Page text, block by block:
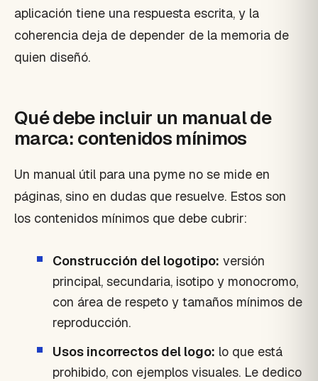
aplicación tiene una respuesta escrita, y la
coherencia deja de depender de la memoria de
quien diseñó.
Qué debe incluir un manual de
marca: contenidos mínimos
Un manual útil para una pyme no se mide en
páginas, sino en dudas que resuelve. Estos son
los contenidos mínimos que debe cubrir:
Construcción del logotipo: versión
principal, secundaria, isotipo y monocromo,
con área de respeto y tamaños mínimos de
reproducción.
Usos incorrectos del logo: lo que está
prohibido, con ejemplos visuales. Le dedico